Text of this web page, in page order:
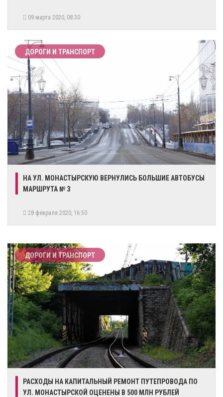
09 марта 2020, 08:30
ДОРОГИ И ТРАНСПОРТ
НА УЛ. МОНАСТЫРСКУЮ ВЕРНУЛИСЬ БОЛЬШИЕ АВТОБУСЫ
МАРШРУТА № 3
28 февраля 2020, 16:50
ДОРОГИ И ТРАНСПОРТ
РАСХОДЫ НА КАПИТАЛЬНЫЙ РЕМОНТ ПУТЕПРОВОДА ПО
УЛ. МОНАСТЫРСКОЙ ОЦЕНЕНЫ В 500 МЛН РУБЛЕЙ